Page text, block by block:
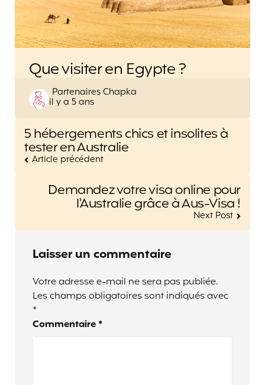
Que visiter en Egypte ?
Posted
by
Partenaires Chapka
il y a 5 ans
Post
navigation
5 hébergements chics et insolites à
tester en Australie
Article précédent
Demandez votre visa online pour
l'Australie grâce à Aus-Visa !
Next Post
Laisser un commentaire
Votre adresse e-mail ne sera pas publiée.
Les champs obligatoires sont indiqués avec
*
Commentaire *